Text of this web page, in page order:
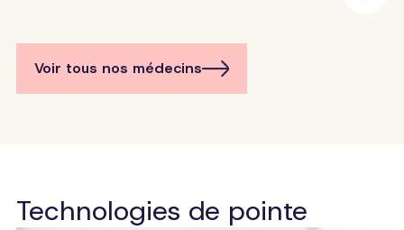
Voir tous nos médecins
Technologies de pointe